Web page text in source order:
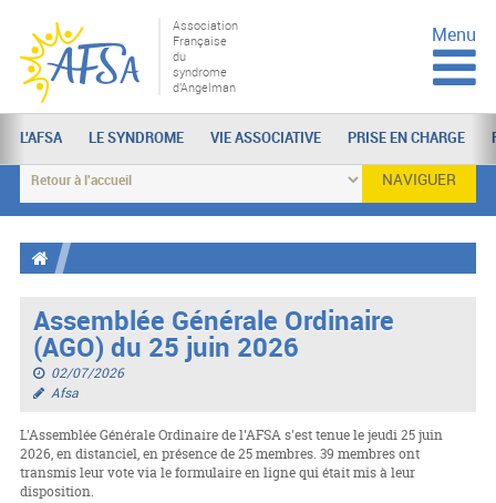
Association
Française
du
syndrome
d'Angelman
Menu
L'AFSA LE SYNDROME VIE ASSOCIATIVE PRISE EN CHARGE
NAVIGUER
Assemblée Générale Ordinaire
(AGO) du 25 juin 2026
02/07/2026
Afsa
L'Assemblée Générale Ordinaire de l'AFSA s'est tenue le jeudi 25 juin
2026, en distanciel, en présence de 25 membres. 39 membres ont
transmis leur vote via le formulaire en ligne qui était mis à leur
disposition.